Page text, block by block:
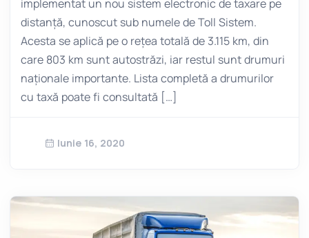
implementat un nou sistem electronic de taxare pe
distanță, cunoscut sub numele de Toll Sistem.
Acesta se aplică pe o rețea totală de 3.115 km, din
care 803 km sunt autostrăzi, iar restul sunt drumuri
naționale importante. Lista completă a drumurilor
cu taxă poate fi consultată […]
Iunie 16, 2020